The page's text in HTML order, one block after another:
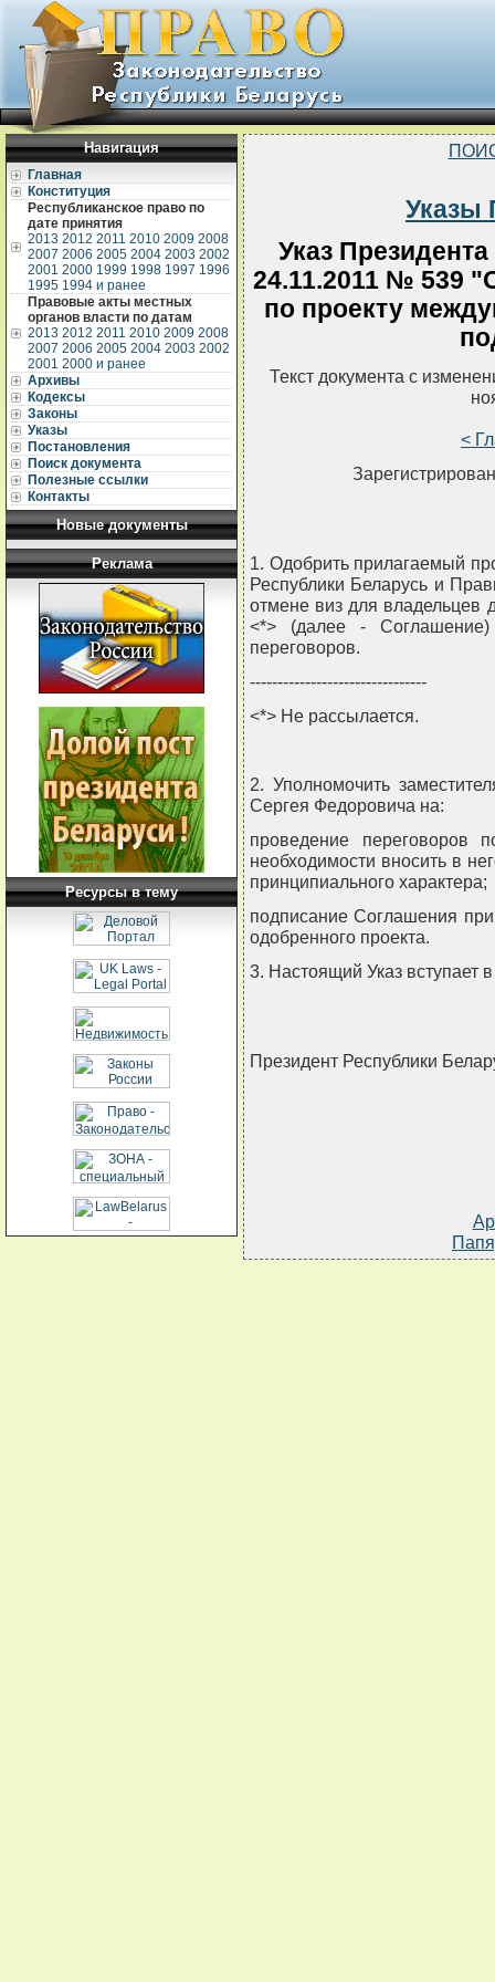
Навигация
Главная
Конституция
Республиканское право по
дате принятия
2013 2012 2011 2010 2009 2008
2007 2006 2005 2004 2003 2002
2001 2000 1999 1998 1997 1996
1995 1994 и ранее
Правовые акты местных
органов власти по датам
2013 2012 2011 2010 2009 2008
2007 2006 2005 2004 2003 2002
2001 2000 и ранее
Архивы
Кодексы
Законы
Указы
Постановления
Поиск документа
Полезные ссылки
Контакты
Новые документы
Реклама
Ресурсы в тему
Указы
Указ
24.11.2011 № 539
по проекту
Текст документа с
<
1. Одобрить прилагаемый
Республики Беларусь и
отмене виз для владельцев
<*> (далее -
переговоров.
--------------------------------
<*> Не рассылается.
2. Уполномочить
Сергея Федоровича на:
проведение переговоров
необходимости вносить в
принципиального характера;
подписание Соглашения
одобренного проекта.
3. Настоящий Указ вступает
Президент Республики